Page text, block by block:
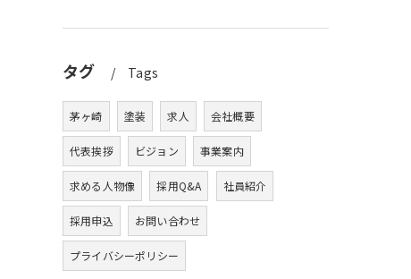
タグ Tags
茅ヶ崎 塗装 求人 会社概要
代表挨拶 ビジョン 事業案内
求める人物像 採用Q&A 社員紹介
採用申込 お問い合わせ
プライバシーポリシー